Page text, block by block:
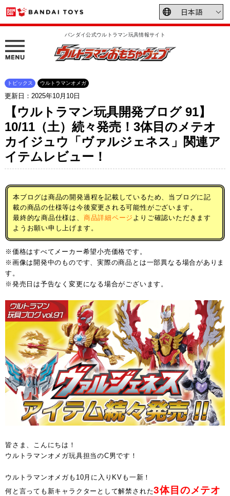
バンダイ公式ウルトラマン玩具情報サイト
更新日：2025年10月10日
トピックス ウルトラマンオメガ
【ウルトラマン玩具開発ブログ 91】
10/11（土）続々発売！3体目のメテオ
カイジュウ「ヴァルジェネス」関連ア
イテムレビュー！
本ブログは商品の開発過程を記載しているため、当ブログに記
載の商品の仕様等は今後変更される可能性がございます。
最終的な商品仕様は、 商品詳細ページ よりご確認いただきます
ようお願い申し上げます。
※価格はすべてメーカー希望小売価格です。
※画像は開発中のものです、実際の商品とは一部異なる場合がありま
す。
※発売日は予告なく変更になる場合がございます。
皆さま、こんにちは！
ウルトラマンオメガ玩具担当のC男です！
ウルトラマンオメガも10月に入りKVも一新！
何と言っても新キャラクターとして解禁された3体目のメテオ